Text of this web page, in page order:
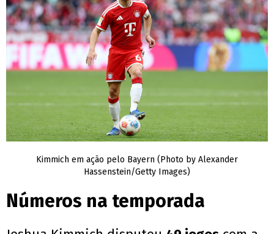
Kimmich em ação pelo Bayern (Photo by Alexander
Hassenstein/Getty Images)
Números na temporada